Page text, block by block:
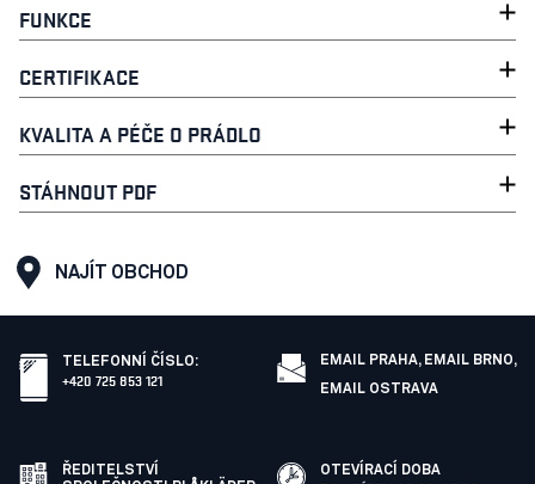
FUNKCE
CERTIFIKACE
KVALITA A PÉČE O PRÁDLO
STÁHNOUT PDF
NAJÍT OBCHOD
TELEFONNÍ ČÍSLO:
+420 725 853 121
EMAIL PRAHA, EMAIL BRNO,
EMAIL OSTRAVA
ŘEDITELSTVÍ
OTEVÍRACÍ DOBA